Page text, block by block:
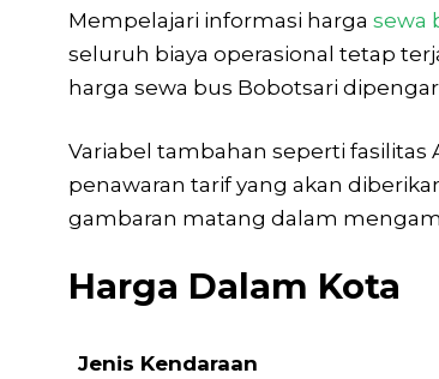
Mempelajari informasi harga sewa
seluruh biaya operasional tetap
harga sewa bus Bobotsari
Variabel tambahan seperti
penawaran tarif yang akan
gambaran matang dalam
Harga Dalam Kota
Jenis Kendaraan